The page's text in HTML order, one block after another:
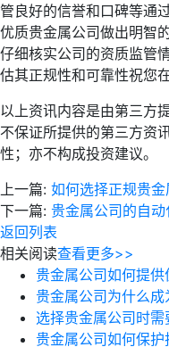
管良好的信誉和口碑等通
优质贵金属公司做出明智
仔细核实公司的资质监管
估其正规性和可靠性祝您
以上资讯内容是由第三方
不保证所提供的第三方资
性；亦不构成投资建议。
上一篇: 如何选择正规贵金
下一篇: 贵金属公司的自动
返回列表
相关阅读查看更多>>
贵金属公司如何提
贵金属公司为什么
选择贵金属公司时
贵金属公司如何保护